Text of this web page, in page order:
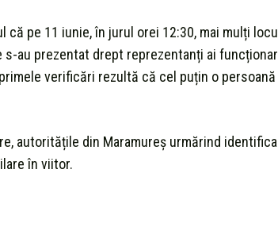
că pe 11 iunie, în jurul orei 12:30, mai mulți
au prezentat drept reprezentanți ai
verificări rezultă că cel puțin o
autoritățile din Maramureș urmărind
în viitor.